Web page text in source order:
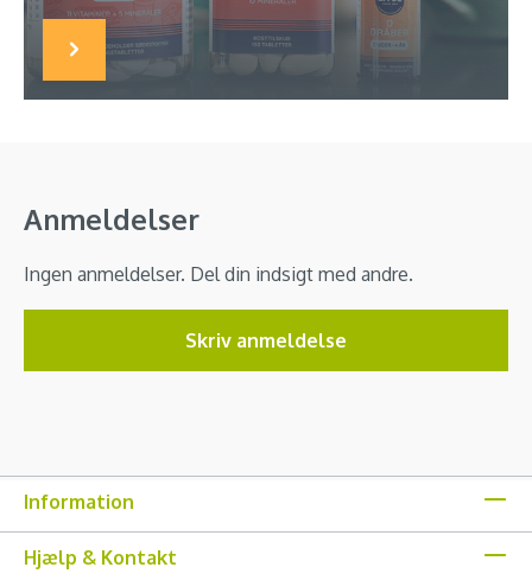
Anmeldelser
Ingen anmeldelser. Del din indsigt med andre.
Skriv anmeldelse
Information
Hjælp & Kontakt